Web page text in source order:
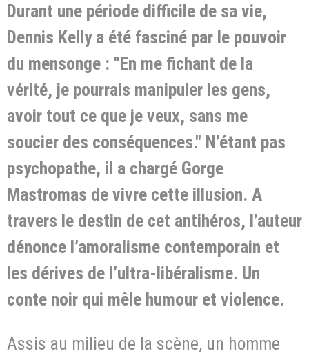
Durant une période difficile de sa vie,
Dennis Kelly a été fasciné par le pouvoir
du mensonge : "En me fichant de la
vérité, je pourrais manipuler les gens,
avoir tout ce que je veux, sans me
soucier des conséquences." N’étant pas
psychopathe, il a chargé Gorge
Mastromas de vivre cette illusion. A
travers le destin de cet antihéros, l’auteur
dénonce l’amoralisme contemporain et
les dérives de l’ultra-libéralisme. Un
conte noir qui mêle humour et violence.
Assis au milieu de la scène, un homme